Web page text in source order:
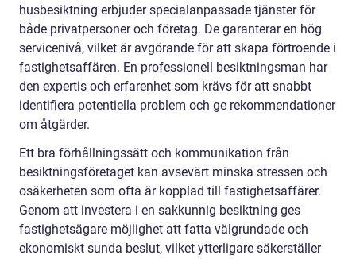
husbesiktning erbjuder specialanpassade tjänster för
både privatpersoner och företag. De garanterar en hög
servicenivå, vilket är avgörande för att skapa förtroende i
fastighetsaffären. En professionell besiktningsman har
den expertis och erfarenhet som krävs för att snabbt
identifiera potentiella problem och ge rekommendationer
om åtgärder.
Ett bra förhållningssätt och kommunikation från
besiktningsföretaget kan avsevärt minska stressen och
osäkerheten som ofta är kopplad till fastighetsaffärer.
Genom att investera i en sakkunnig besiktning ges
fastighetsägare möjlighet att fatta välgrundade och
ekonomiskt sunda beslut, vilket ytterligare säkerställer